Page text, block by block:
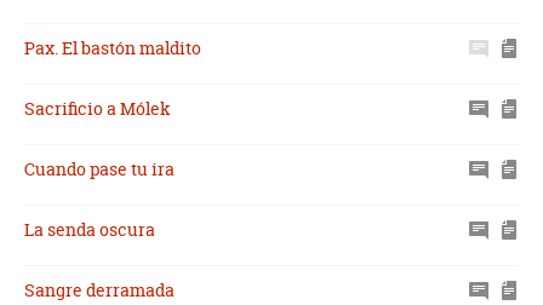
Pax. El bastón maldito
Sacrificio a Mólek
Cuando pase tu ira
La senda oscura
Sangre derramada